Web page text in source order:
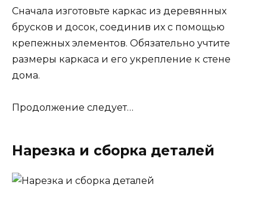
Сначала изготовьте каркас из деревянных
брусков и досок, соединив их с помощью
крепежных элементов. Обязательно учтите
размеры каркаса и его укрепление к стене
дома.
Продолжение следует…
Нарезка и сборка деталей